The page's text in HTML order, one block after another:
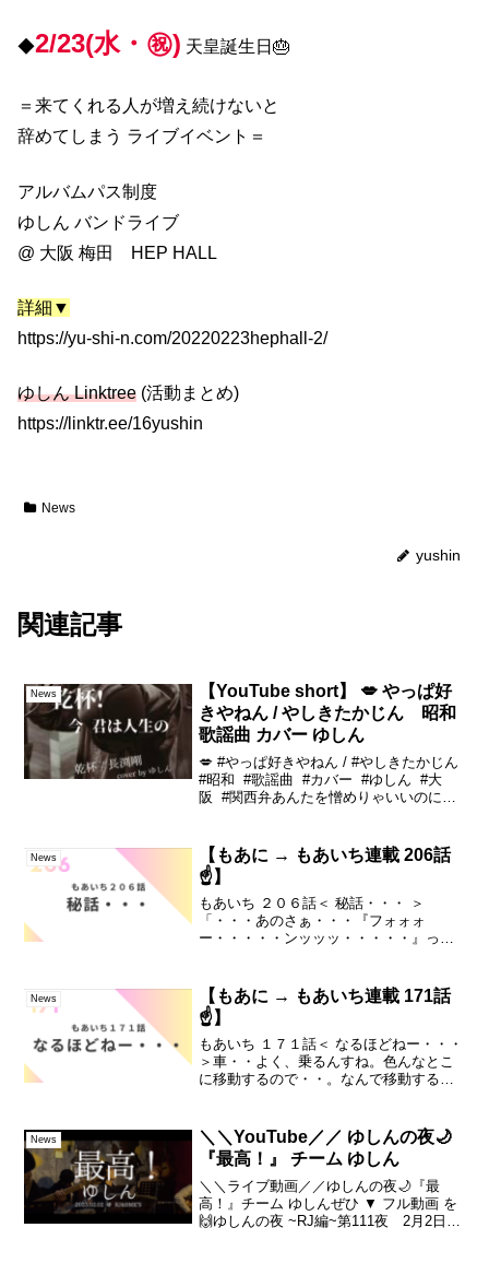
◆2/23(水・㊗️) 天皇誕生日🎂
＝来てくれる人が増え続けないと
辞めてしまう ライブイベント＝
アルバムパス制度
ゆしん バンドライブ
@ 大阪 梅田 HEP HALL
詳細▼
https://yu-shi-n.com/20220223hephall-2/
ゆしん Linktree (活動まとめ)
https://linktr.ee/16yushin
News
yushin
関連記事
News
【YouTube short】 💋 やっぱ好
きやねん / やしきたかじん 昭和
歌謡曲 カバー ゆしん
💋 #やっぱ好きやねん / #やしきたかじん
#昭和 #歌謡曲 #カバー #ゆしん #大
阪 #関西弁あんたを憎めりゃいいのにね
っぱ好きやねん やっぱ好きや...
News
【もあに → もあいち連載 206話
☝️】
もあいち ２０６話＜ 秘話・・・ ＞
「・・・あのさぁ・・・『フォォォ
ー・・・・・ンッッッ・・・・・』っ
ッ・・・・・』・・ですか？」続きは▼
ーーshort film「もしかして我愛你」...
News
【もあに → もあいち連載 171話
☝️】
もあいち １７１話＜ なるほどねー・・・
＞車・・よく、乗るんすね。色んなとこ
に移動するので・・。なんで移動するの
会うため・・という感じ☆続きは▼ーー
short fil...
News
＼＼YouTube／／ ゆしんの夜🌙
『最高！』 チーム ゆしん
＼＼ライブ動画／／ゆしんの夜🌙『最
高！』チーム ゆしんぜひ ▼ フル動画 を
🙌ゆしんの夜 ~RJ編~第111夜 2月2日